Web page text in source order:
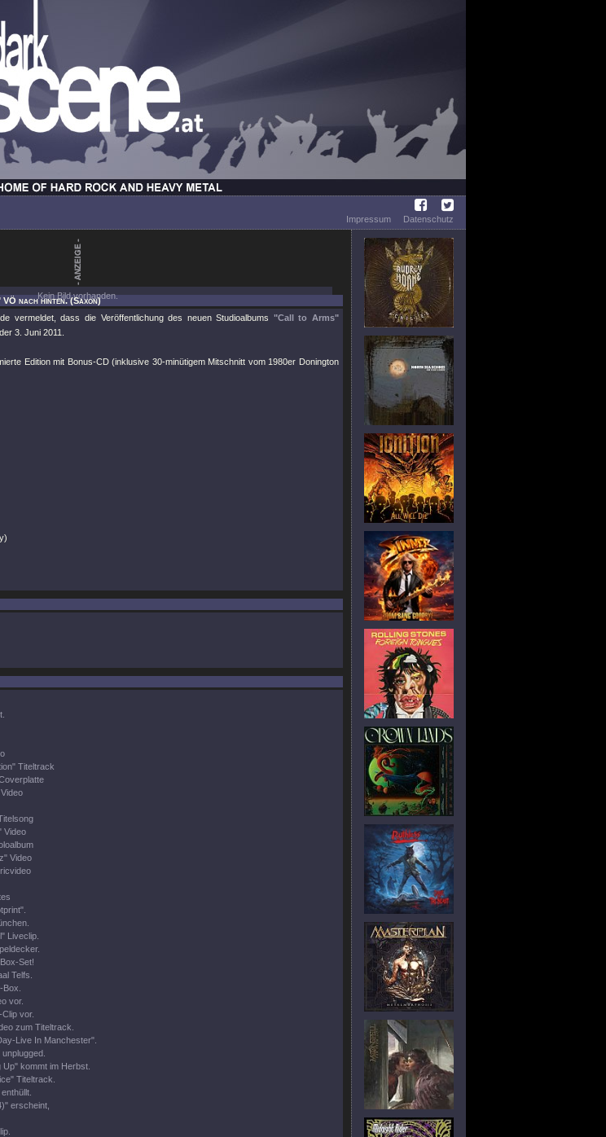
Impressum
Datenschutz
Kein Bild vorhanden.
nach hinten. (Saxon)
vermeldet, dass die Veröffentlichung des neuen Studioalbums "Call to Arms"
3. Juni 2011.
Edition mit Bonus-CD (inklusive 30-minütigem Mitschnitt vom 1980er Donington
Titeltrack
Video
Video
Liveclip.
Set!
Telfs.
vor.
vor.
zum Titeltrack.
Live In Manchester".
kommt im Herbst.
Titeltrack.
erscheint,